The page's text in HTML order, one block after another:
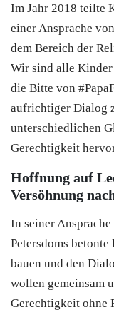
Im Jahr 2018 teilte
einer Ansprache
dem Bereich der
Wir sind alle
die Bitte von
aufrichtiger Dialog
unterschiedlichen
Gerechtigkeit
Hoffnung auf
Versöhnung
In seiner
Petersdoms
bauen und den
wollen gemeinsam
Gerechtigkeit ohne